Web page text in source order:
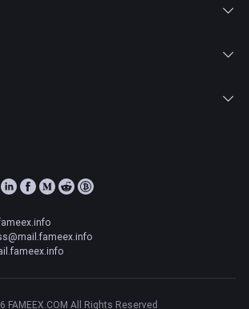
FAMEEX.COM All Rights Reserved